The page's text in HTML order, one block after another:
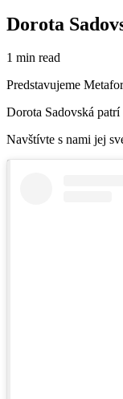
Dorota
1 min read
Predstavujeme
Dorota Sadovská
Navštívte s nami jej